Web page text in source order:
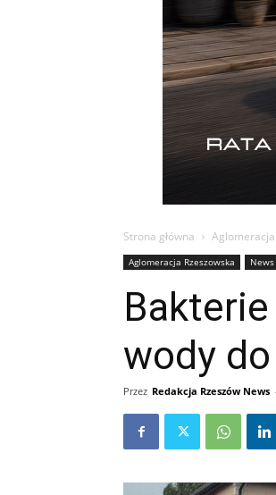
Strona główna
Aglomeracja Rzeszowska News
wody
Przez Redakcja Rzeszów News